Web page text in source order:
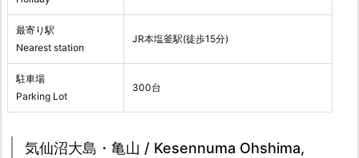
最寄り駅
Nearest station
JR本塩釜駅(徒歩15分)
駐車場
Parking Lot
300台
気仙沼大島・亀山 / Kesennuma Ohshima,